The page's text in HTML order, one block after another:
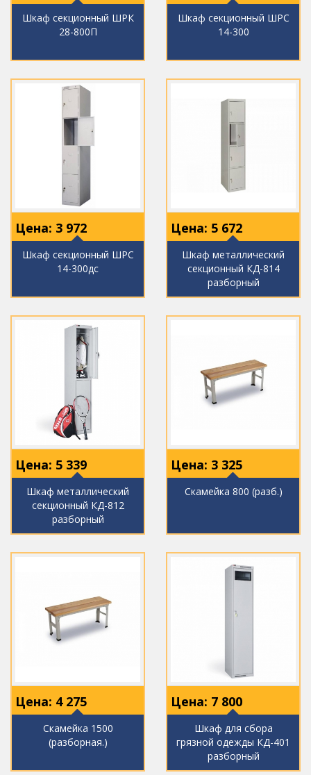
Шкаф секционный ШРК
28-800П
Шкаф секционный ШРС
14-300
Цена: 3 972
Шкаф секционный ШРС
14-300дс
Цена: 5 672
Шкаф металлический
секционный КД-814
разборный
Цена: 5 339
Шкаф металлический
секционный КД-812
разборный
Цена: 3 325
Скамейка 800 (разб.)
Цена: 4 275
Скамейка 1500
(разборная.)
Цена: 7 800
Шкаф для сбора
грязной одежды КД-401
разборный